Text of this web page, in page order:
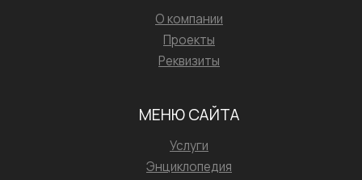
О компании
Проекты
Реквизиты
МЕНЮ САЙТА
Услуги
Энциклопедия